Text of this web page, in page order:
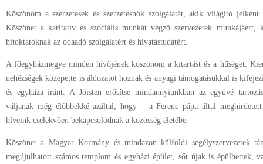
Köszönöm a szerzetesek és szerzetesnők szolgálatát, akik világító
Köszönet a karitatív és szociális munkát végző szervezetek munkájáért,
hitoktatóknak az odaadó szolgálatért és hivatástudatért.
A főegyházmegye minden hívőjének köszönöm a kitartást és a hűséget.
nehézségek közepette is áldozatot hoznak és anyagi támogatásukkal is
és egyháza iránt. A Jóisten erősítse mindannyiunkban az együvé
váljanak még élőbbekké azáltal, hogy – a Ferenc pápa által
híveink cselekvően bekapcsolódnak a közösség életébe.
Köszönet a Magyar Kormány és mindazon külföldi segélyszervezetek
megújulhatott számos templom és egyházi épület, sőt újak is épülhettek,